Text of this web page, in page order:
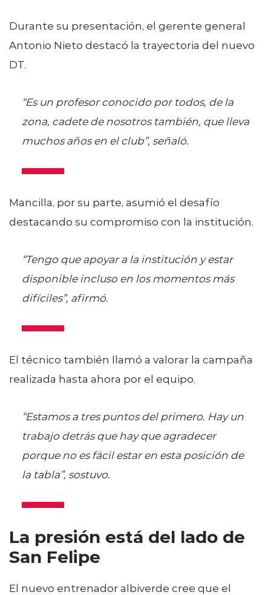
Durante su presentación, el gerente general
Antonio Nieto destacó la trayectoria del nuevo
DT.
“Es un profesor conocido por todos, de la
zona, cadete de nosotros también, que lleva
muchos años en el club”, señaló.
Mancilla, por su parte, asumió el desafío
destacando su compromiso con la institución.
“Tengo que apoyar a la institución y estar
disponible incluso en los momentos más
difíciles”, afirmó.
El técnico también llamó a valorar la campaña
realizada hasta ahora por el equipo.
“Estamos a tres puntos del primero. Hay un
trabajo detrás que hay que agradecer
porque no es fácil estar en esta posición de
la tabla”, sostuvo.
La presión está del lado de
San Felipe
El nuevo entrenador albiverde cree que el